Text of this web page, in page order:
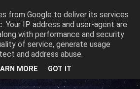
from Google to deliver its services
Your IP address and user-agent are
with performance and security
of service, generate usage
and address abuse.
MORE GOT IT